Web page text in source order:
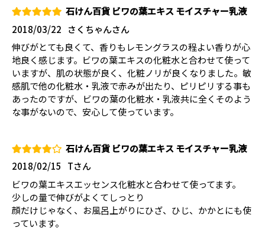
石けん百貨 ビワの葉エキス モイスチャー乳液
さくちゃんさん
2018/03/22
伸びがとても良くて、香りもレモングラスの程よい香りが心
地良く感じます。ビワの葉エキスの化粧水と合わせて使って
いますが、肌の状態が良く、化粧ノリが良くなりました。敏
感肌で他の化粧水・乳液で赤みが出たり、ピリピリする事も
あったのですが、ビワの葉の化粧水・乳液共に全くそのよう
な事がないので、安心して使っています。
石けん百貨 ビワの葉エキス モイスチャー乳液
Tさん
2018/02/15
ビワの葉エキスエッセンス化粧水と合わせて使ってます。
少しの量で伸びがよくてしっとり
顔だけじゃなく、お風呂上がりにひざ、ひじ、かかとにも使
っています。